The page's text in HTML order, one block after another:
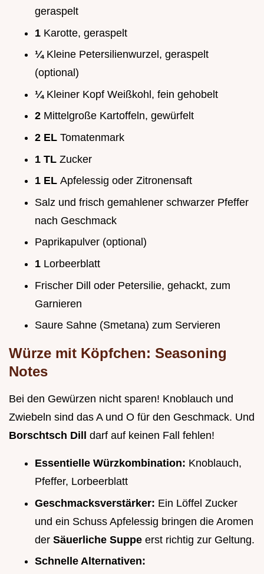
geraspelt
1 Karotte, geraspelt
¼ Kleine Petersilienwurzel, geraspelt
(optional)
¼ Kleiner Kopf Weißkohl, fein gehobelt
2 Mittelgroße Kartoffeln, gewürfelt
2 EL Tomatenmark
1 TL Zucker
1 EL Apfelessig oder Zitronensaft
Salz und frisch gemahlener schwarzer Pfeffer
nach Geschmack
Paprikapulver (optional)
1 Lorbeerblatt
Frischer Dill oder Petersilie, gehackt, zum
Garnieren
Saure Sahne (Smetana) zum Servieren
Würze mit Köpfchen: Seasoning
Notes
Bei den Gewürzen nicht sparen! Knoblauch und
Zwiebeln sind das A und O für den Geschmack. Und
Borschtsch Dill darf auf keinen Fall fehlen!
Essentielle Würzkombination: Knoblauch,
Pfeffer, Lorbeerblatt
Geschmacksverstärker: Ein Löffel Zucker
und ein Schuss Apfelessig bringen die Aromen
der Säuerliche Suppe erst richtig zur Geltung.
Schnelle Alternativen: